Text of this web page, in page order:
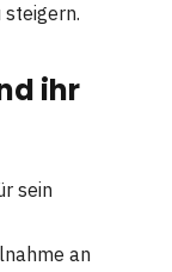
ihr
sein
an